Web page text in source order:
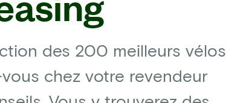
des 200 meilleurs vélos
chez votre revendeur